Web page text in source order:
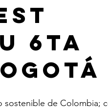
6ta
sostenible de Colombia;